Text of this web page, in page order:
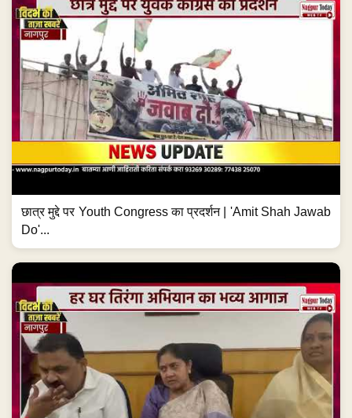
छात्र मुद्दे पर Youth Congress का प्रदर्शन | 'Amit Shah Jawab
Do'...